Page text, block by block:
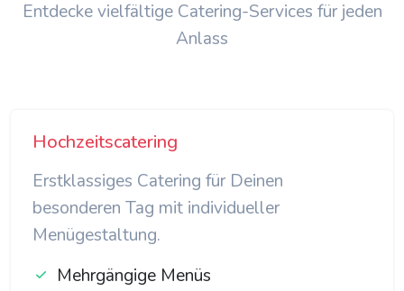
Entdecke vielfältige Catering-Services für jeden
Anlass
Hochzeitscatering
Erstklassiges Catering für Deinen
besonderen Tag mit individueller
Menügestaltung.
Mehrgängige Menüs